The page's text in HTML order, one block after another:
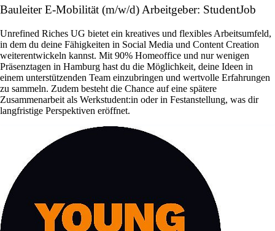
Bauleiter E-Mobilität (m/w/d) Arbeitgeber: StudentJob
Unrefined Riches UG bietet ein kreatives und flexibles Arbeitsumfeld,
in dem du deine Fähigkeiten in Social Media und Content Creation
weiterentwickeln kannst. Mit 90% Homeoffice und nur wenigen
Präsenztagen in Hamburg hast du die Möglichkeit, deine Ideen in
einem unterstützenden Team einzubringen und wertvolle Erfahrungen
zu sammeln. Zudem besteht die Chance auf eine spätere
Zusammenarbeit als Werkstudent:in oder in Festanstellung, was dir
langfristige Perspektiven eröffnet.